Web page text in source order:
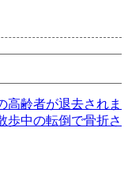
高齢者が退去されま
歩中の転倒で骨折さ